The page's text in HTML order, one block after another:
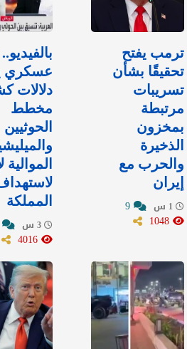
ترمب يفتح
تحقيقًا بشأن
تسريبات
مرتبطة
بمخزون
الذخيرة
والحرب مع
إيران
عسكري
دلالات
مخطط
الحوثيين
الموالية
المملكة